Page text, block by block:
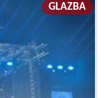
GLAZBA